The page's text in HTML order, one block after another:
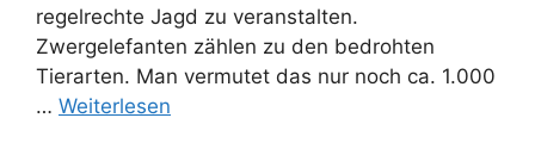
regelrechte Jagd zu veranstalten.
Zwergelefanten zählen zu den bedrohten
Tierarten. Man vermutet das nur noch ca. 1.000
… Weiterlesen